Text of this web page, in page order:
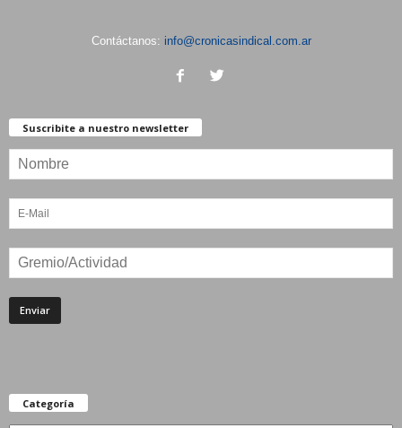
Contáctanos: info@cronicasindical.com.ar
Suscribite a nuestro newsletter
Categoría